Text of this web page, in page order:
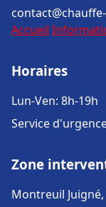
Accueil
Horaires
Lun-Ven: 8h-19h
Service
Zone
Montreuil